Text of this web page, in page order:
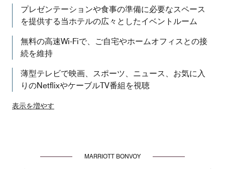
プレゼンテーションや食事の準備に必要なスペース
を提供する当ホテルの広々としたイベントルーム
無料の高速Wi-Fiで、ご自宅やホームオフィスとの接
続を維持
薄型テレビで映画、スポーツ、ニュース、お気に入
りのNetflixやケーブルTV番組を視聴
表示を増やす
MARRIOTT BONVOY